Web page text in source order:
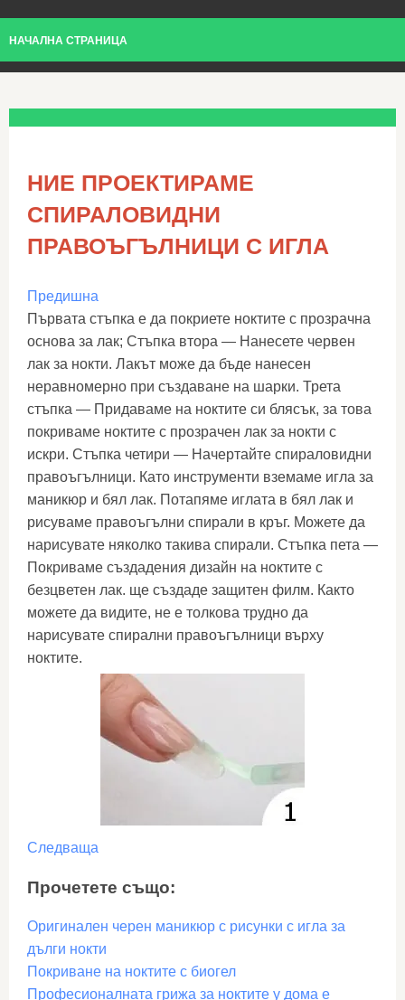
НАЧАЛНА СТРАНИЦА
НИЕ ПРОЕКТИРАМЕ
СПИРАЛОВИДНИ
ПРАВОЪГЪЛНИЦИ С ИГЛА
Предишна
Първата стъпка е да покриете ноктите с прозрачна
основа за лак; Стъпка втора — Нанесете червен
лак за нокти. Лакът може да бъде нанесен
неравномерно при създаване на шарки. Трета
стъпка — Придаваме на ноктите си блясък, за това
покриваме ноктите с прозрачен лак за нокти с
искри. Стъпка четири — Начертайте спираловидни
правоъгълници. Като инструменти вземаме игла за
маникюр и бял лак. Потапяме иглата в бял лак и
рисуваме правоъгълни спирали в кръг. Можете да
нарисувате няколко такива спирали. Стъпка пета —
Покриваме създадения дизайн на ноктите с
безцветен лак. ще създаде защитен филм. Както
можете да видите, не е толкова трудно да
нарисувате спирални правоъгълници върху
ноктите.
Следваща
Прочетете също:
Оригинален черен маникюр с рисунки с игла за
дълги нокти
Покриване на ноктите с биогел
Професионалната грижа за ноктите у дома е